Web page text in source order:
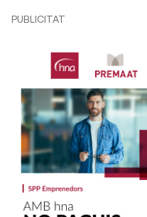
PUBLICITAT